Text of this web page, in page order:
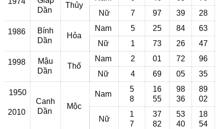
Dần
Thủy
Nữ
7 97 39 28
1986
Bính
Dần
Hỏa
Nam 5 25 84
63
Nữ
1 73 26 47
1998
Mậu
Dần
Thổ
Nam 2 01 72
96
Nữ
4 69 05 35
1950
2010
Canh
Dần
Mộc
Nam
5
8
16
55
98
36
89
02
Nữ
1
7
37
82
53
40
18
54